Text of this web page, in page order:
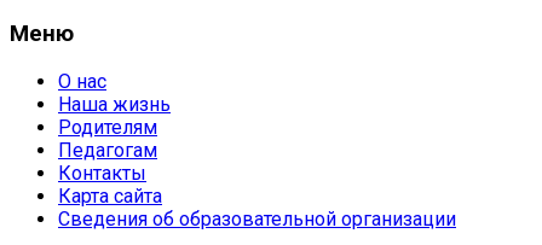
Меню
О нас
Наша жизнь
Родителям
Педагогам
Контакты
Карта сайта
Сведения об образовательной организации